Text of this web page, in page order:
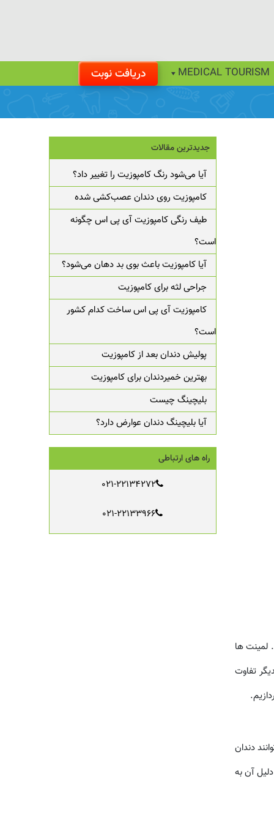
MEDICAL TOURISM
دریافت نوبت
لمینت ها
تفاوت
دندان
آن به
جدیدترین مقالات
آیا می‌شود رنگ کامپوزیت را تغییر داد؟
کامپوزیت روی دندان عصب‌کشی شده
طیف رنگی کامپوزیت آی پی اس چگونه
است؟
آیا کامپوزیت باعث بوی بد دهان می‌شود؟
جراحی لثه برای کامپوزیت
کامپوزیت آی پی اس ساخت کدام کشور
است؟
پولیش دندان بعد از کامپوزیت
بهترین خمیردندان برای کامپوزیت
بلیچینگ چیست
آیا بلیچینگ دندان عوارض دارد؟
راه های ارتباطی
021-22134272
021-22133966